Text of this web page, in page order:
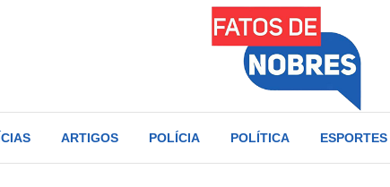
ARTIGOS POLÍCIA POLÍTICA ESPORTES